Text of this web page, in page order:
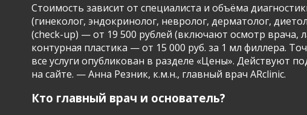
Стоимость зависит от специалиста и объёма
(гинеколог, эндокринолог, невролог, дерматолог,
(check-up) — от 19 500 рублей (включают осмотр
контурная пластика — от 15 000 руб. за 1 мл филлера.
все услуги опубликован в разделе «Цены». Действуют
на сайте. — Анна Резник, к.м.н., главный врач ARclinic.
Кто главный врач и основатель?